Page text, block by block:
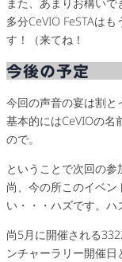
また、あまりお構いで
多分CeVIO FeSTAは
す！（来てね！
今後の予定
今回の声音の宴は割と
基本的にはCeVIOの名
ので。
ということで次回の参
尚、今の所このイベ
い・・・ハズです。ハ
尚5月に開催される
ンチャーラリー開催日